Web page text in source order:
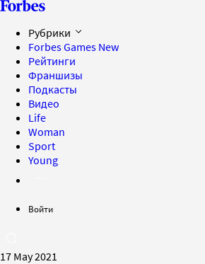
Рубрики
Forbes Games New
Рейтинги
Франшизы
Подкасты
Видео
Life
Woman
Sport
Young
Войти
17 May 2021